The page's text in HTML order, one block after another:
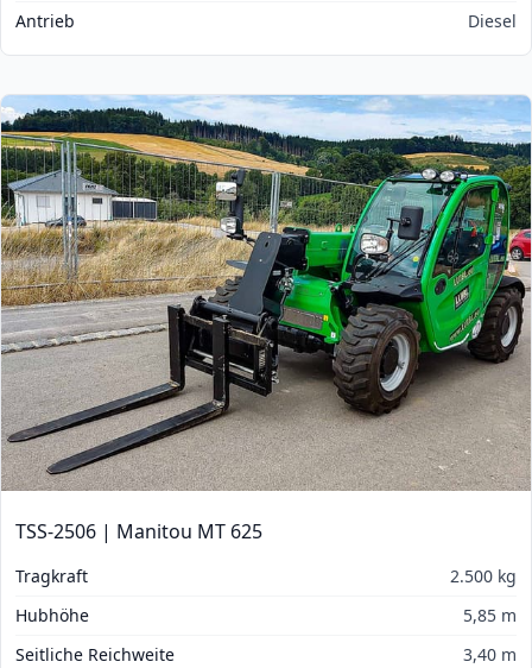
Antrieb
Diesel
TSS-2506 | Manitou MT 625
Tragkraft
2.500 kg
Hubhöhe
5,85 m
Seitliche Reichweite
3,40 m